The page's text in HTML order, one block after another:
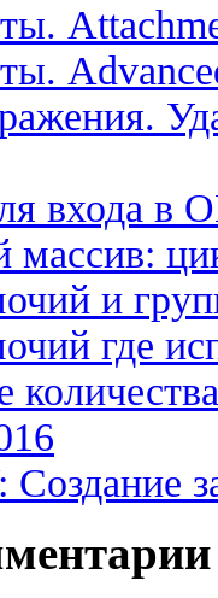
входа в
массив:
и
где